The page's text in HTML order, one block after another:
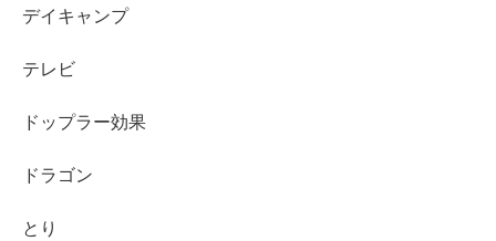
デイキャンプ
テレビ
ドップラー効果
ドラゴン
とり